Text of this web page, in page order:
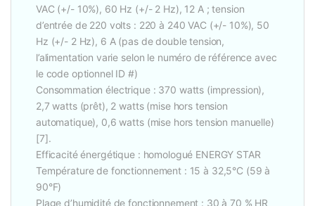
VAC (+/- 10%), 60 Hz (+/- 2 Hz), 12 A ; tension
d’entrée de 220 volts : 220 à 240 VAC (+/- 10%), 50
Hz (+/- 2 Hz), 6 A (pas de double tension,
l’alimentation varie selon le numéro de référence avec
le code optionnel ID #)
Consommation électrique : 370 watts (impression),
2,7 watts (prêt), 2 watts (mise hors tension
automatique), 0,6 watts (mise hors tension manuelle)
[7].
Efficacité énergétique : homologué ENERGY STAR
Température de fonctionnement : 15 à 32,5°C (59 à
90°F)
Plage d’humidité de fonctionnement : 30 à 70 % HR